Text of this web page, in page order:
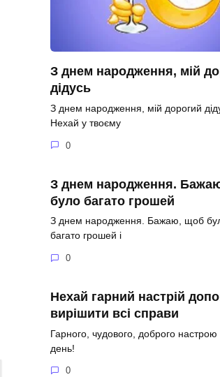
З днем народження, мій
дідусь
З днем народження, мій дорогий
Нехай у твоєму
0
З днем народження.
було багато грошей
З днем народження. Бажаю, щоб
багато грошей і
0
Нехай гарний настрій
вирішити всі справи
Гарного, чудового, доброго настрою
день!
0